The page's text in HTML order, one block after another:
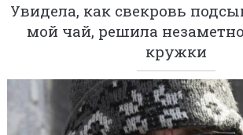
Увидела, как свекровь
мой чай, решила
кружки